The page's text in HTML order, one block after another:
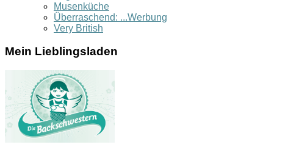
Musenküche
Überraschend: ...Werbung
Very British
Mein Lieblingsladen